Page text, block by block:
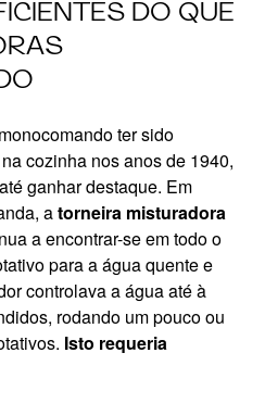
DO QUE
ter sido
cozinha nos anos de 1940,
ganhar destaque. Em
atorneira misturadora
a encontrar-se em todo o
para a água quente e
controlava a água até à
rodando um pouco ou
Isto requeria